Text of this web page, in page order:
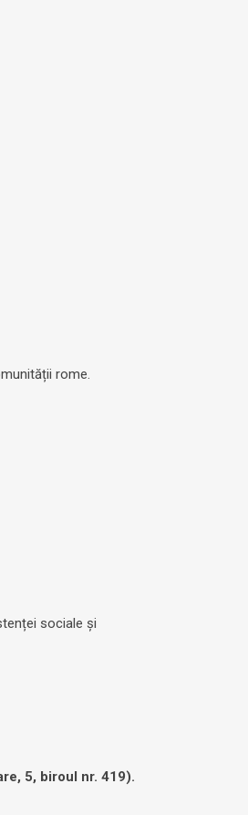
rome.
sociale și
5, biroul nr. 419).